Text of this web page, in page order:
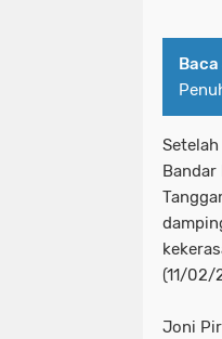
Bandar
(11/02/
Joni